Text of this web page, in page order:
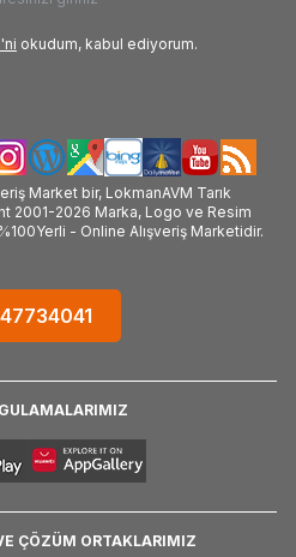
okudum, kabul ediyorum.
Market bir, LokmanAVM Tarık
2001-2026 Marka, Logo ve Resim
- Online Alışveriş Marketidir.
ÇÖZÜM ORTAKLARIMIZ